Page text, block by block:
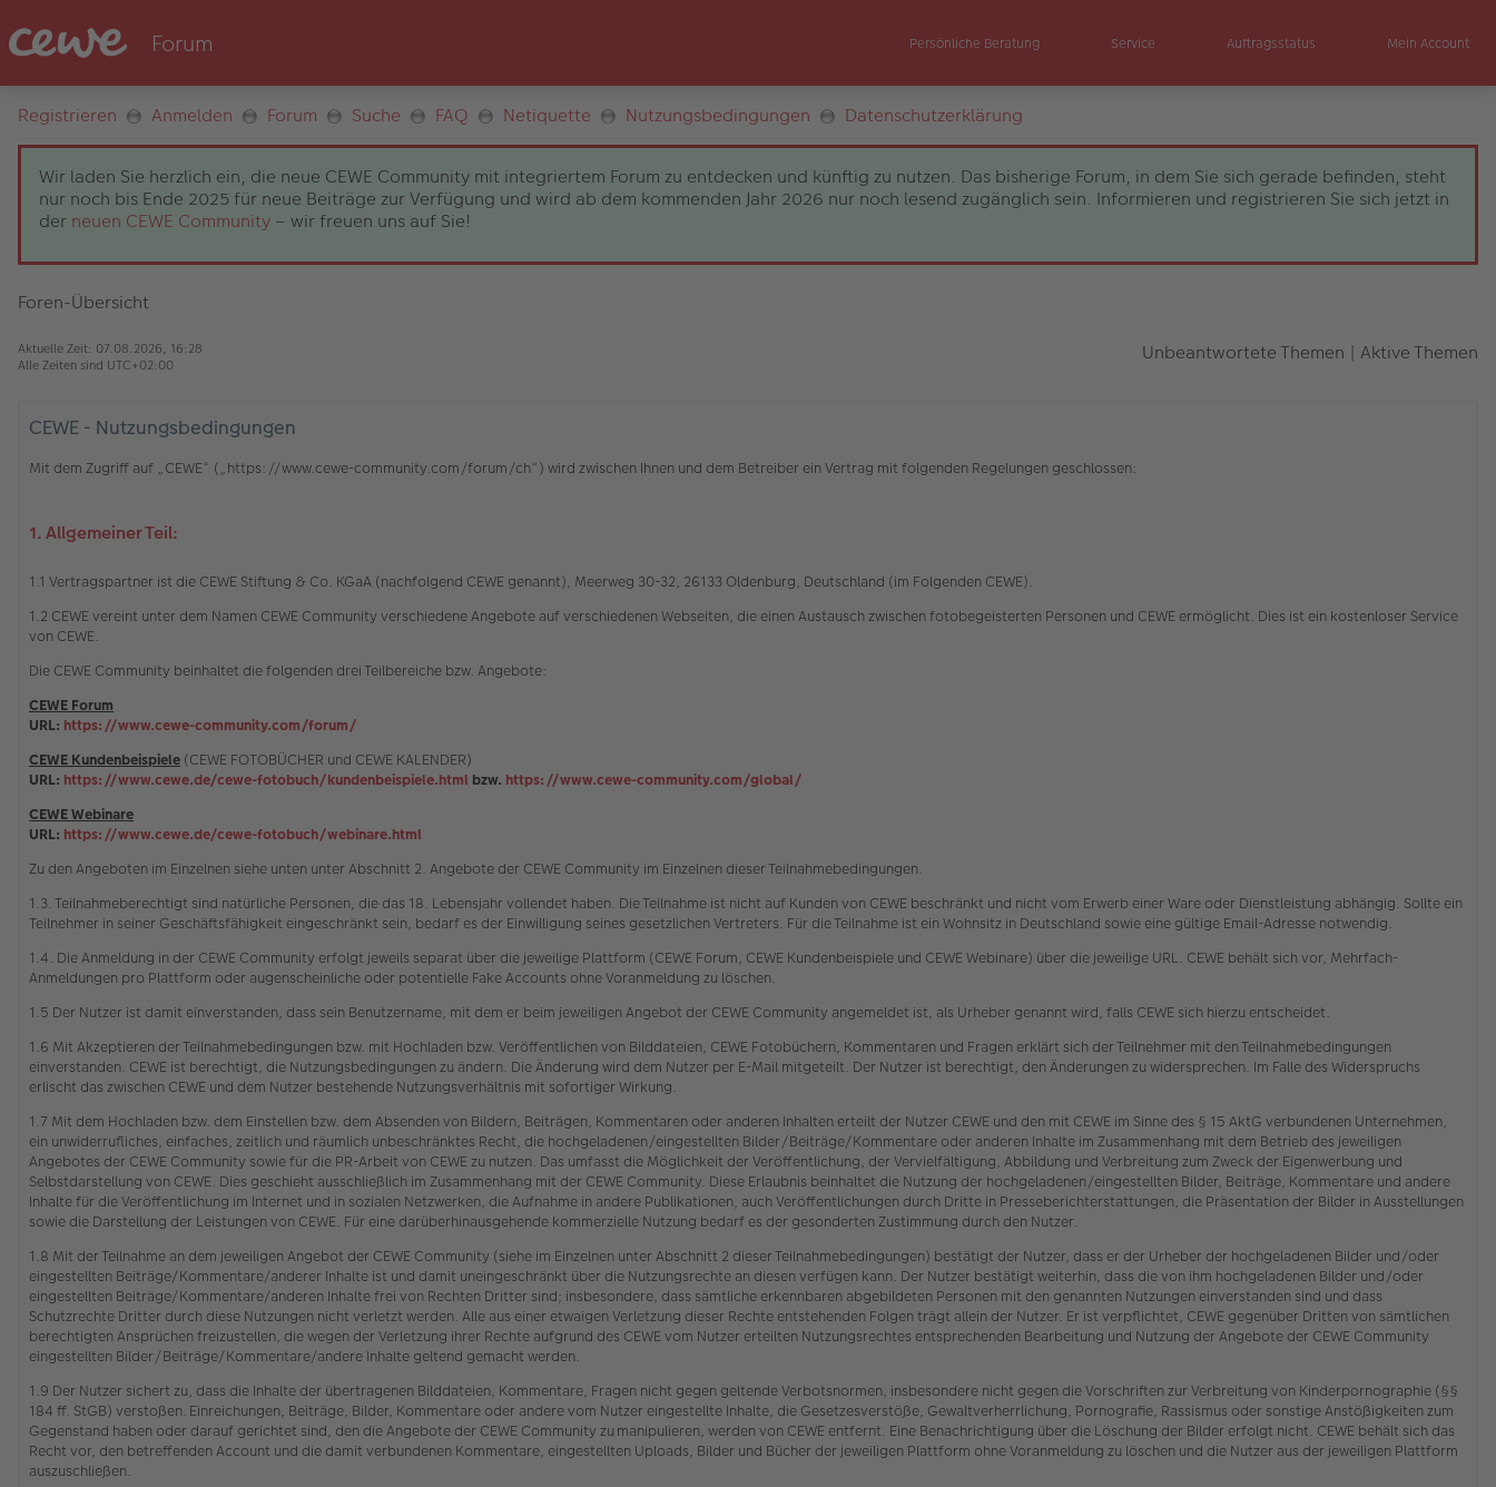
Persönliche Beratung Service Auftragsstatus Mein Account
Registrieren Anmelden Forum Suche FAQ Netiquette Nutzungsbedingungen Datenschutzerklärung
Wir laden Sie herzlich ein, die neue CEWE Community mit integriertem Forum zu entdecken und künftig zu nutzen. Das bisherige Forum, in dem Sie sich gerade befinden, steht
nur noch bis Ende 2025 für neue Beiträge zur Verfügung und wird ab dem kommenden Jahr 2026 nur noch lesend zugänglich sein. Informieren und registrieren Sie sich jetzt in
der neuen CEWE Community – wir freuen uns auf Sie!
Foren-Übersicht
Aktuelle Zeit: 07.08.2026, 16:28
Alle Zeiten sind UTC+02:00 Unbeantwortete Themen | Aktive Themen
CEWE - Nutzungsbedingungen
Mit dem Zugriff auf „CEWE“ („https://www.cewe-community.com/forum/ch“) wird zwischen Ihnen und dem Betreiber ein Vertrag mit folgenden Regelungen geschlossen:
1. Allgemeiner Teil:
1.1 Vertragspartner ist die CEWE Stiftung & Co. KGaA (nachfolgend CEWE genannt), Meerweg 30-32, 26133 Oldenburg, Deutschland (im Folgenden CEWE).
1.2 CEWE vereint unter dem Namen CEWE Community verschiedene Angebote auf verschiedenen Webseiten, die einen Austausch zwischen fotobegeisterten Personen und CEWE ermöglicht. Dies ist ein kostenloser Service
von CEWE.
Die CEWE Community beinhaltet die folgenden drei Teilbereiche bzw. Angebote:
CEWE Forum
URL: https://www.cewe-community.com/forum/
CEWE Kundenbeispiele (CEWE FOTOBÜCHER und CEWE KALENDER)
URL: https://www.cewe.de/cewe-fotobuch/kundenbeispiele.html bzw. https://www.cewe-community.com/global/
CEWE Webinare
URL: https://www.cewe.de/cewe-fotobuch/webinare.html
Zu den Angeboten im Einzelnen siehe unten unter Abschnitt 2. Angebote der CEWE Community im Einzelnen dieser Teilnahmebedingungen.
1.3. Teilnahmeberechtigt sind natürliche Personen, die das 18. Lebensjahr vollendet haben. Die Teilnahme ist nicht auf Kunden von CEWE beschränkt und nicht vom Erwerb einer Ware oder Dienstleistung abhängig. Sollte ein
Teilnehmer in seiner Geschäftsfähigkeit eingeschränkt sein, bedarf es der Einwilligung seines gesetzlichen Vertreters. Für die Teilnahme ist ein Wohnsitz in Deutschland sowie eine gültige Email-Adresse notwendig.
1.4. Die Anmeldung in der CEWE Community erfolgt jeweils separat über die jeweilige Plattform (CEWE Forum, CEWE Kundenbeispiele und CEWE Webinare) über die jeweilige URL. CEWE behält sich vor, Mehrfach-
Anmeldungen pro Plattform oder augenscheinliche oder potentielle Fake Accounts ohne Voranmeldung zu löschen.
1.5 Der Nutzer ist damit einverstanden, dass sein Benutzername, mit dem er beim jeweiligen Angebot der CEWE Community angemeldet ist, als Urheber genannt wird, falls CEWE sich hierzu entscheidet.
1.6 Mit Akzeptieren der Teilnahmebedingungen bzw. mit Hochladen bzw. Veröffentlichen von Bilddateien, CEWE Fotobüchern, Kommentaren und Fragen erklärt sich der Teilnehmer mit den Teilnahmebedingungen
einverstanden. CEWE ist berechtigt, die Nutzungsbedingungen zu ändern. Die Änderung wird dem Nutzer per E-Mail mitgeteilt. Der Nutzer ist berechtigt, den Änderungen zu widersprechen. Im Falle des Widerspruchs
erlischt das zwischen CEWE und dem Nutzer bestehende Nutzungsverhältnis mit sofortiger Wirkung.
1.7 Mit dem Hochladen bzw. dem Einstellen bzw. dem Absenden von Bildern, Beiträgen, Kommentaren oder anderen Inhalten erteilt der Nutzer CEWE und den mit CEWE im Sinne des § 15 AktG verbundenen Unternehmen,
ein unwiderrufliches, einfaches, zeitlich und räumlich unbeschränktes Recht, die hochgeladenen/eingestellten Bilder/Beiträge/Kommentare oder anderen Inhalte im Zusammenhang mit dem Betrieb des jeweiligen
Angebotes der CEWE Community sowie für die PR-Arbeit von CEWE zu nutzen. Das umfasst die Möglichkeit der Veröffentlichung, der Vervielfältigung, Abbildung und Verbreitung zum Zweck der Eigenwerbung und
Selbstdarstellung von CEWE. Dies geschieht ausschließlich im Zusammenhang mit der CEWE Community. Diese Erlaubnis beinhaltet die Nutzung der hochgeladenen/eingestellten Bilder, Beiträge, Kommentare und andere
Inhalte für die Veröffentlichung im Internet und in sozialen Netzwerken, die Aufnahme in andere Publikationen, auch Veröffentlichungen durch Dritte in Presseberichterstattungen, die Präsentation der Bilder in Ausstellungen
sowie die Darstellung der Leistungen von CEWE. Für eine darüberhinausgehende kommerzielle Nutzung bedarf es der gesonderten Zustimmung durch den Nutzer.
1.8 Mit der Teilnahme an dem jeweiligen Angebot der CEWE Community (siehe im Einzelnen unter Abschnitt 2 dieser Teilnahmebedingungen) bestätigt der Nutzer, dass er der Urheber der hochgeladenen Bilder und/oder
eingestellten Beiträge/Kommentare/anderer Inhalte ist und damit uneingeschränkt über die Nutzungsrechte an diesen verfügen kann. Der Nutzer bestätigt weiterhin, dass die von ihm hochgeladenen Bilder und/oder
eingestellten Beiträge/Kommentare/anderen Inhalte frei von Rechten Dritter sind; insbesondere, dass sämtliche erkennbaren abgebildeten Personen mit den genannten Nutzungen einverstanden sind und dass
Schutzrechte Dritter durch diese Nutzungen nicht verletzt werden. Alle aus einer etwaigen Verletzung dieser Rechte entstehenden Folgen trägt allein der Nutzer. Er ist verpflichtet, CEWE gegenüber Dritten von sämtlichen
berechtigten Ansprüchen freizustellen, die wegen der Verletzung ihrer Rechte aufgrund des CEWE vom Nutzer erteilten Nutzungsrechtes entsprechenden Bearbeitung und Nutzung der Angebote der CEWE Community
eingestellten Bilder/Beiträge/Kommentare/andere Inhalte geltend gemacht werden.
1.9 Der Nutzer sichert zu, dass die Inhalte der übertragenen Bilddateien, Kommentare, Fragen nicht gegen geltende Verbotsnormen, insbesondere nicht gegen die Vorschriften zur Verbreitung von Kinderpornographie (§§
184 ff. StGB) verstoßen. Einreichungen, Beiträge, Bilder, Kommentare oder andere vom Nutzer eingestellte Inhalte, die Gesetzesverstöße, Gewaltverherrlichung, Pornografie, Rassismus oder sonstige Anstößigkeiten zum
Gegenstand haben oder darauf gerichtet sind, den die Angebote der CEWE Community zu manipulieren, werden von CEWE entfernt. Eine Benachrichtigung über die Löschung der Bilder erfolgt nicht. CEWE behält sich das
Recht vor, den betreffenden Account und die damit verbundenen Kommentare, eingestellten Uploads, Bilder und Bücher der jeweiligen Plattform ohne Voranmeldung zu löschen und die Nutzer aus der jeweiligen Plattform
auszuschließen.